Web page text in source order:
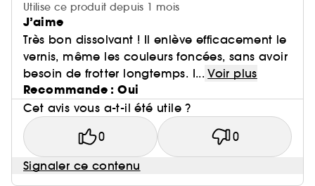
Utilise ce produit depuis 1 mois
J’aime
Très bon dissolvant ! Il enlève efficacement le
vernis, même les couleurs foncées, sans avoir
besoin de frotter longtemps. I... Voir plus
Recommande : Oui
Cet avis vous a-t-il été utile ?
0 0
Signaler ce contenu